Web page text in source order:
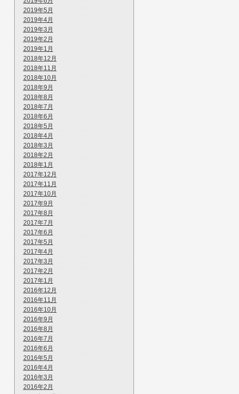
2019年5月
2019年4月
2019年3月
2019年2月
2019年1月
2018年12月
2018年11月
2018年10月
2018年9月
2018年8月
2018年7月
2018年6月
2018年5月
2018年4月
2018年3月
2018年2月
2018年1月
2017年12月
2017年11月
2017年10月
2017年9月
2017年8月
2017年7月
2017年6月
2017年5月
2017年4月
2017年3月
2017年2月
2017年1月
2016年12月
2016年11月
2016年10月
2016年9月
2016年8月
2016年7月
2016年6月
2016年5月
2016年4月
2016年3月
2016年2月